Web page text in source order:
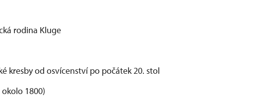
rodina Kluge
kresby od osvícenství po počátek 20. stol
1800)